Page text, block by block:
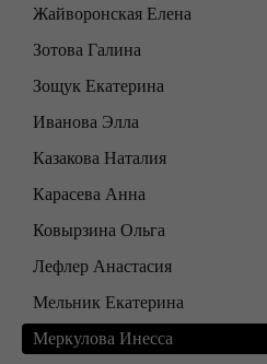
Жайворонская Елена
Зотова Галина
Зощук Екатерина
Иванова Элла
Казакова Наталия
Карасева Анна
Ковырзина Ольга
Лефлер Анастасия
Мельник Екатерина
Меркулова Инесса